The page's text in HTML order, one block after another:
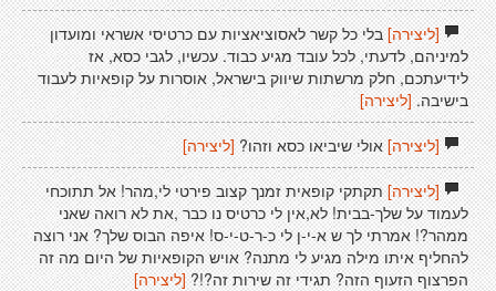
[ליצירה]בלי כל קשר לאסוציאציות עם כרטיסי אשראי ומועדון
למיניהם, לדעתי, לכל עובד מגיע כבוד. עכשיו, לגבי כסא, אז
לידיעתכם, חלק מרשתות שיווק בישראל, אוסרות על קופאיות לעבוד
בישיבה. [ליצירה]
[ליצירה]אולי שיביאו כסא וזהו? [ליצירה]
[ליצירה]תקתקי קופאית זמנך קצוב פירטי לי,מהר! אל תתוכחי
לעמוד על שלך-בבית! לא,אין לי כרטיס נו כבר ,את לא רואה שאני
ממהר?! אמרתי לך ש א-י-ן לי כ-ר-ט-י-ס! איפה הבוס שלך? אני רוצה
להחליף איתו מילה מגיע לי מתנה? אויש הקופאיות של היום מה זה
הפרצוף הזעוף הזה? תגידי זה שירות זה?!?[ליצירה]